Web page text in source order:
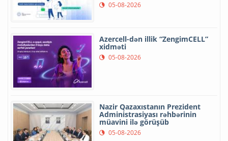
05-08-2026
Azercell-dən illik “ZengimCELL”
xidməti
05-08-2026
Nazir Qazaxıstanın Prezident
Administrasiyası rəhbərinin
müavini ilə görüşüb
05-08-2026